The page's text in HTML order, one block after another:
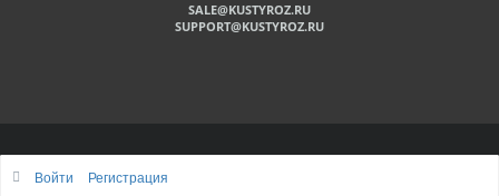
SALE@KUSTYROZ.RU
SUPPORT@KUSTYROZ.RU
©
Войти
Регистрация